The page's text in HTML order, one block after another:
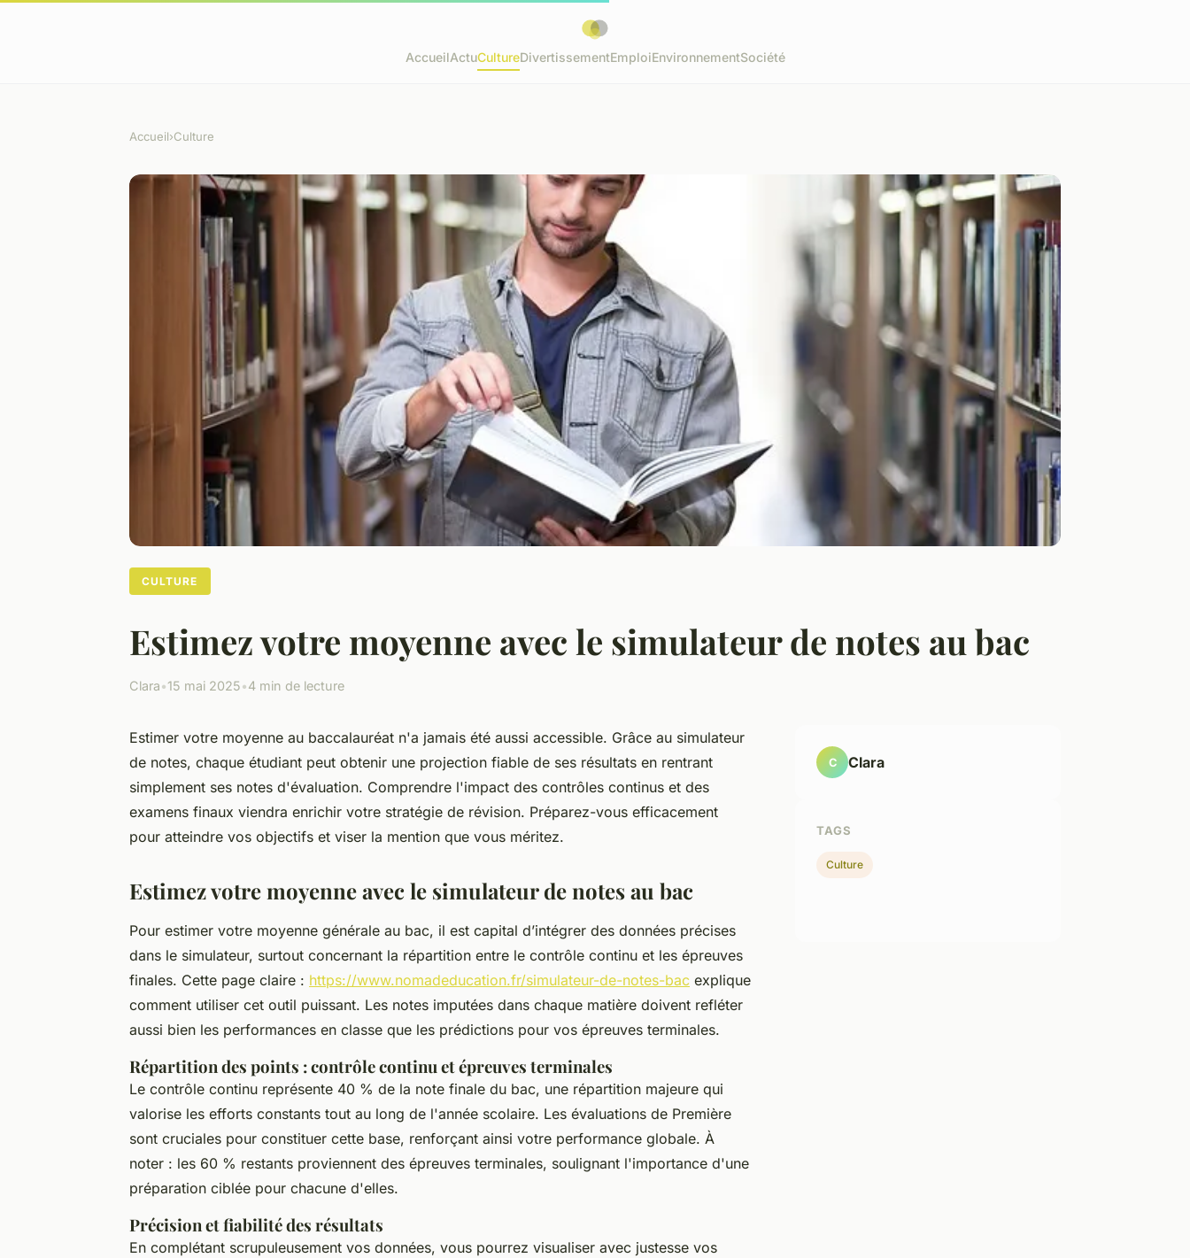
AccueilActuCultureDivertissementEmploiEnvironnementSociété
Accueil›Culture
CULTURE
Estimez votre moyenne avec le simulateur de notes au bac
Clara•15 mai 2025•4 min de lecture
Estimer votre moyenne au baccalauréat n'a jamais été aussi accessible. Grâce au simulateur
de notes, chaque étudiant peut obtenir une projection fiable de ses résultats en rentrant
simplement ses notes d'évaluation. Comprendre l'impact des contrôles continus et des
examens finaux viendra enrichir votre stratégie de révision. Préparez-vous efficacement
pour atteindre vos objectifs et viser la mention que vous méritez.
Estimez votre moyenne avec le simulateur de notes au bac
Pour estimer votre moyenne générale au bac, il est capital d’intégrer des données précises
dans le simulateur, surtout concernant la répartition entre le contrôle continu et les épreuves
finales. Cette page claire : https://www.nomadeducation.fr/simulateur-de-notes-bac explique
comment utiliser cet outil puissant. Les notes imputées dans chaque matière doivent refléter
aussi bien les performances en classe que les prédictions pour vos épreuves terminales.
Répartition des points : contrôle continu et épreuves terminales
Le contrôle continu représente 40 % de la note finale du bac, une répartition majeure qui
valorise les efforts constants tout au long de l'année scolaire. Les évaluations de Première
sont cruciales pour constituer cette base, renforçant ainsi votre performance globale. À
noter : les 60 % restants proviennent des épreuves terminales, soulignant l'importance d'une
préparation ciblée pour chacune d'elles.
Précision et fiabilité des résultats
En complétant scrupuleusement vos données, vous pourrez visualiser avec justesse vos
C Clara
TAGS
Culture